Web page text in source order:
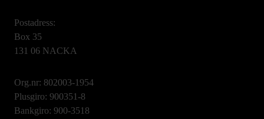
Postadress:
Box 35
131 06 NACKA
Org.nr: 802003-1954
Plusgiro: 900351-8
Bankgiro: 900-3518